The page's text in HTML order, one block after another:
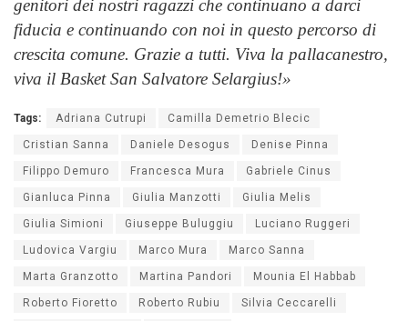
genitori dei nostri ragazzi che continuano a darci
fiducia e continuando con noi in questo percorso di
crescita comune. Grazie a tutti. Viva la pallacanestro,
viva il Basket San Salvatore Selargius!»
Tags: Adriana Cutrupi Camilla Demetrio Blecic
Cristian Sanna Daniele Desogus Denise Pinna
Filippo Demuro Francesca Mura Gabriele Cinus
Gianluca Pinna Giulia Manzotti Giulia Melis
Giulia Simioni Giuseppe Buluggiu Luciano Ruggeri
Ludovica Vargiu Marco Mura Marco Sanna
Marta Granzotto Martina Pandori Mounia El Habbab
Roberto Fioretto Roberto Rubiu Silvia Ceccarelli